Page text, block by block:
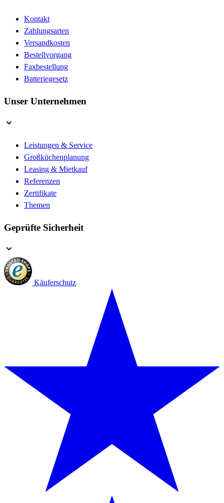
Kontakt
Zahlungsarten
Versandkosten
Bestellvorgang
Faxbestellung
Batteriegesetz
Unser Unternehmen
Leistungen & Service
Großküchenplanung
Leasing & Mietkauf
Referenzen
Zertifikate
Themen
Geprüfte Sicherheit
Käuferschutz